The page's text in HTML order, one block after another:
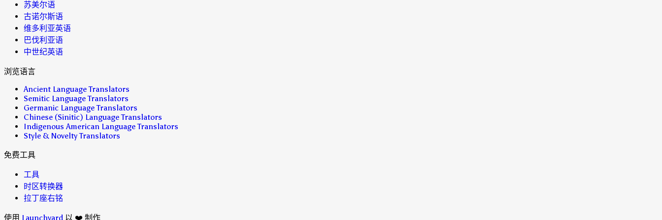
苏美尔语
古诺尔斯语
维多利亚英语
巴伐利亚语
中世纪英语
浏览语言
Ancient Language Translators
Semitic Language Translators
Germanic Language Translators
Chinese (Sinitic) Language Translators
Indigenous American Language Translators
Style & Novelty Translators
免费工具
工具
时区转换器
拉丁座右铭
使用 Launchyard 以 ❤️ 制作